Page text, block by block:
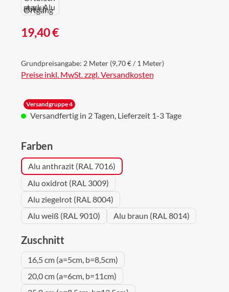
Regulärer Preis:
19,40 €
Grundpreisangabe: 2 Meter (9,70 € / 1 Meter)
Preise inkl. MwSt. zzgl. Versandkosten
Versandgruppe 4
Versandfertig in 2 Tagen, Lieferzeit 1-3 Tage
Farbenauswählen
Alu anthrazit (RAL 7016)
Alu oxidrot (RAL 3009)
Alu ziegelrot (RAL 8004)
Alu weiß (RAL 9010)
Alu braun (RAL 8014)
Zuschnitt
16,5 cm (a=5cm, b=8,5cm)
20,0 cm (a=6cm, b=11cm)